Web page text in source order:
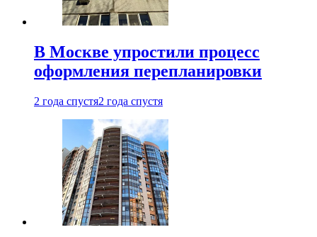
В Москве упростили процесс
оформления перепланировки
2 года спустя2 года спустя